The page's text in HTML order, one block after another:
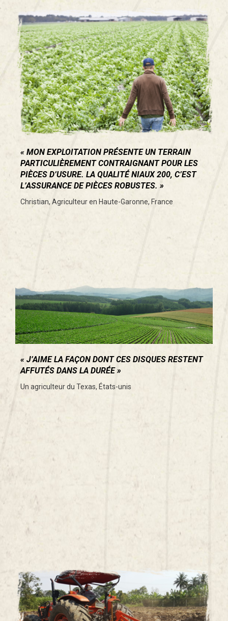
MON EXPLOITATION PRÉSENTE UN TERRAIN
PARTICULIÈREMENT CONTRAIGNANT POUR LES
PIÈCES D’USURE. LA QUALITÉ NIAUX 200, C’EST
L’ASSURANCE DE PIÈCES ROBUSTES.
Christian, Agriculteur en Haute-Garonne, France
J’AIME LA FAÇON DONT CES DISQUES RESTENT
AFFUTÉS DANS LA DURÉE
Un agriculteur du Texas, États-unis